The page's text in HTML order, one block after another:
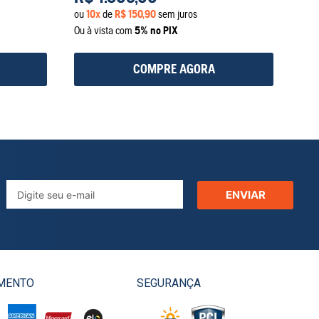
ou10xdeR$150,90sem juros
Ou à vista com 5% no PIX
COMPRE AGORA
ENVIAR
SEGURANÇA